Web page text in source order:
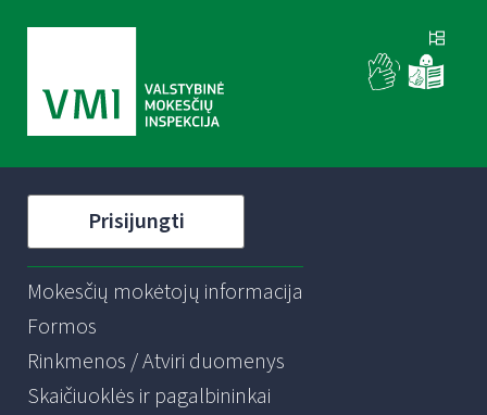
Prisijungti
Mokesčių mokėtojų informacija
Formos
Rinkmenos / Atviri duomenys
Skaičiuoklės ir pagalbininkai